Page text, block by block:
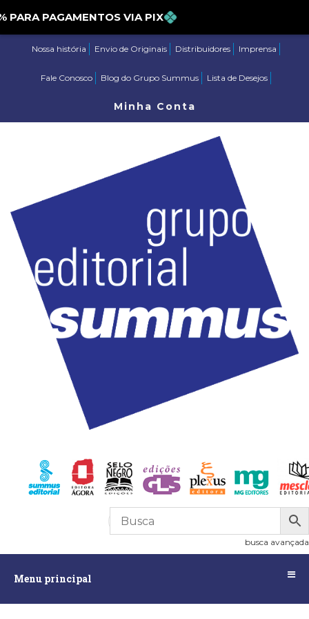
PAGAMENTOS VIA PIX
Nossa história Envio de Originais Distribuidores Imprensa
Fale Conosco Blog do Grupo Summus Lista de Desejos
Minha Conta
R$0,00
busca avançada
Menu principal
principalAssuntos